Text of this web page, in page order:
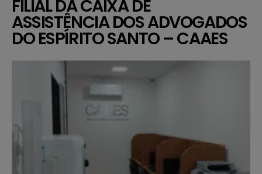
FILIAL DA CAIXA DE
ASSISTÊNCIA DOS ADVOGADOS
DO ESPÍRITO SANTO – CAAES